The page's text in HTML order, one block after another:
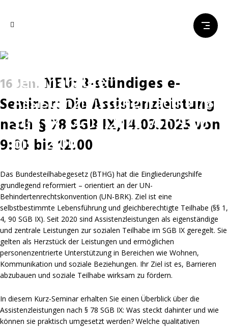
Seminar: Die
Assistenzleistung nach § 78
SGB IX,14.03.2025 von 9:00
bis 12:00
16 Jan. NEU: 3-stündiges e-
Seminar: Die Assistenzleistung
nach § 78 SGB IX,14.03.2025 von
9:00 bis 12:00
Das Bundesteilhabegesetz (BTHG) hat die Eingliederungshilfe
grundlegend reformiert – orientiert an der UN-
Behindertenrechtskonvention (UN-BRK). Ziel ist eine
selbstbestimmte Lebensführung und gleichberechtigte Teilhabe (§§ 1,
4, 90 SGB IX). Seit 2020 sind Assistenzleistungen als eigenständige
und zentrale Leistungen zur sozialen Teilhabe im SGB IX geregelt. Sie
gelten als Herzstück der Leistungen und ermöglichen
personenzentrierte Unterstützung in Bereichen wie Wohnen,
Kommunikation und soziale Beziehungen. Ihr Ziel ist es, Barrieren
abzubauen und soziale Teilhabe wirksam zu fördern.
In diesem Kurz-Seminar erhalten Sie einen Überblick über die
Assistenzleistungen nach § 78 SGB IX: Was steckt dahinter und wie
können sie praktisch umgesetzt werden? Welche qualitativen